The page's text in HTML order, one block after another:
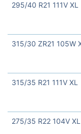
295/40 R21 111V XL
315/30 ZR21 105W
315/35 R21 111V XL
275/35 R22 104V XL